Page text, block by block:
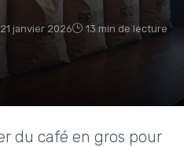
21 janvier 2026 13 min de lecture
du café en gros pour
le club
de recevoir les emails